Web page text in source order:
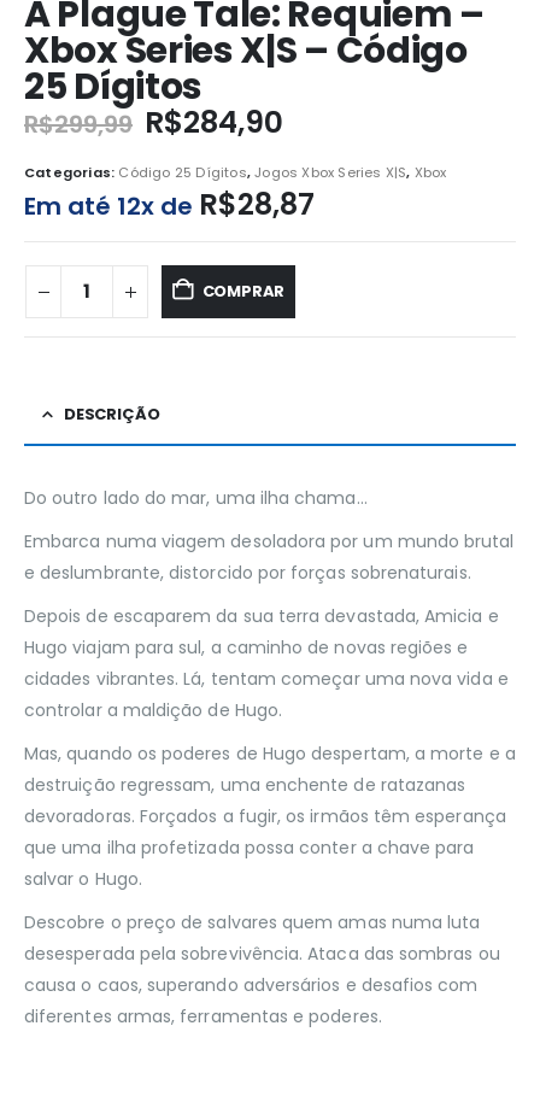
A Plague Tale: Requiem –
Xbox Series X|S – Código
25 Dígitos
R$299,99 R$284,90
Categorias: Código 25 Dígitos,Jogos Xbox Series X|S, Xbox
Em até 12x de R$28,87
COMPRAR
DESCRIÇÃO
Do outro lado do mar, uma ilha chama…
Embarca numa viagem desoladora por um mundo brutal
e deslumbrante, distorcido por forças sobrenaturais.
Depois de escaparem da sua terra devastada, Amicia e
Hugo viajam para sul, a caminho de novas regiões e
cidades vibrantes. Lá, tentam começar uma nova vida e
controlar a maldição de Hugo.
Mas, quando os poderes de Hugo despertam, a morte e a
destruição regressam, uma enchente de ratazanas
devoradoras. Forçados a fugir, os irmãos têm esperança
que uma ilha profetizada possa conter a chave para
salvar o Hugo.
Descobre o preço de salvares quem amas numa luta
desesperada pela sobrevivência. Ataca das sombras ou
causa o caos, superando adversários e desafios com
diferentes armas, ferramentas e poderes.